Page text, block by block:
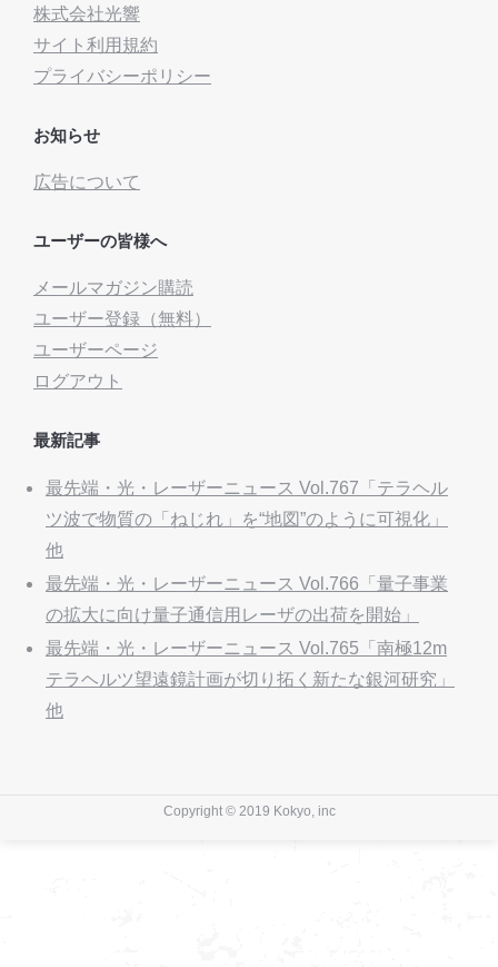
株式会社光響
サイト利用規約
プライバシーポリシー
お知らせ
広告について
ユーザーの皆様へ
メールマガジン購読
ユーザー登録（無料）
ユーザーページ
ログアウト
最新記事
最先端・光・レーザーニュース Vol.767「テラヘル
ツ波で物質の「ねじれ」を“地図”のように可視化」
他
最先端・光・レーザーニュース Vol.766「量子事業
の拡大に向け量子通信用レーザの出荷を開始」
最先端・光・レーザーニュース Vol.765「南極12m
テラヘルツ望遠鏡計画が切り拓く新たな銀河研究」
他
Copyright © 2019 Kokyo, inc